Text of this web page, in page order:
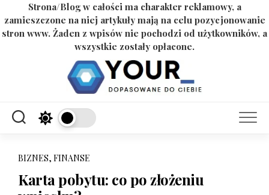
Strona/Blog w całości ma charakter reklamowy, a
zamieszczone na niej artykuły mają na celu pozycjonowanie
stron www. Żaden z wpisów nie pochodzi od użytkowników, a
wszystkie zostały opłacone.
BIZNES, FINANSE
Karta pobytu: co po złożeniu